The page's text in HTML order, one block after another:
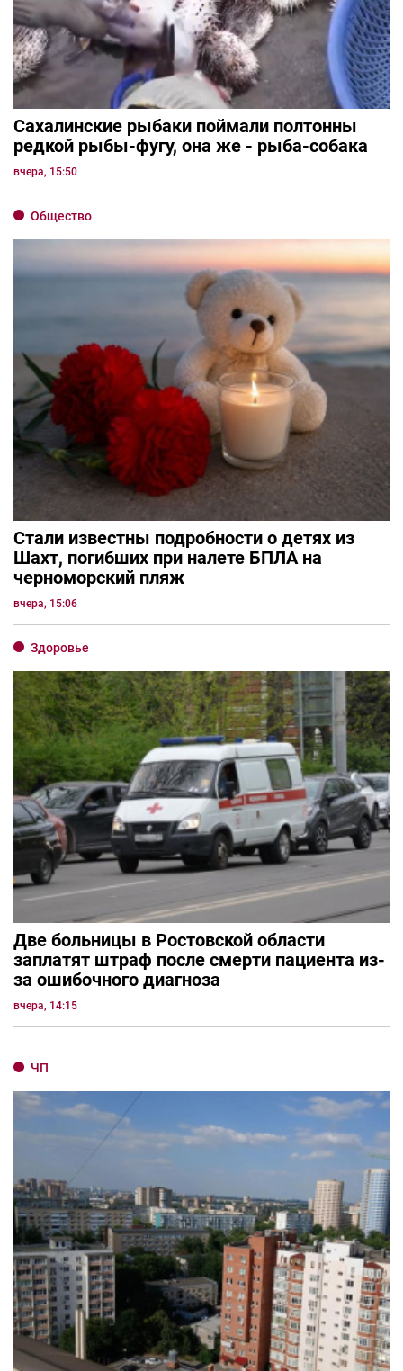
Сахалинские рыбаки поймали полтонны
редкой рыбы-фугу, она же - рыба-собака
вчера, 15:50
Общество
Стали известны подробности о детях из
Шахт, погибших при налете БПЛА на
черноморский пляж
вчера, 15:06
Здоровье
Две больницы в Ростовской области
заплатят штраф после смерти пациента из-
за ошибочного диагноза
вчера, 14:15
ЧП